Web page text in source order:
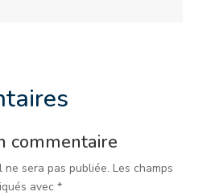
commentaire
sera pas publiée. Les champs
avec *